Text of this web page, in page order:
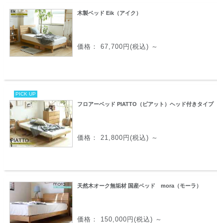
木製ベッド Eik（アイク）
価格： 67,700円(税込) ～
PICK UP
フロアーベッド PIATTO（ピアット）ヘッド付きタイプ
価格： 21,800円(税込) ～
天然木オーク無垢材 国産ベッド mora（モーラ）
価格： 150,000円(税込) ～